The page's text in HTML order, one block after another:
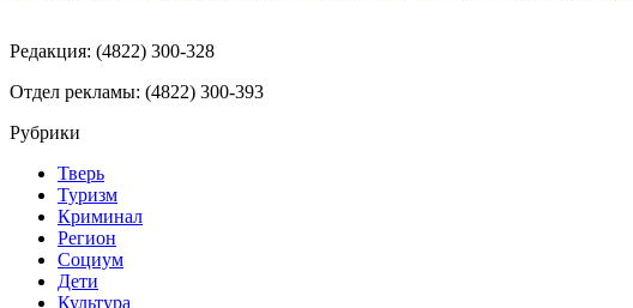
Редакция: (4822) 300-328
Отдел рекламы: (4822) 300-393
Рубрики
Тверь
Туризм
Криминал
Регион
Социум
Дети
Культура